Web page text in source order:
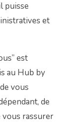
puisse
et
est
au Hub by
vous
de
rassurer